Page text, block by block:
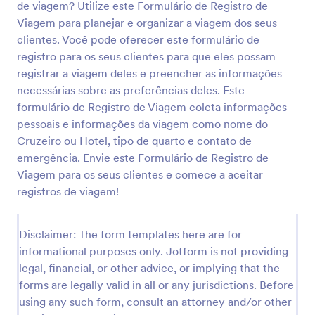
de viagem? Utilize este Formulário de Registro de
Viagem para planejar e organizar a viagem dos seus
clientes. Você pode oferecer este formulário de
registro para os seus clientes para que eles possam
registrar a viagem deles e preencher as informações
necessárias sobre as preferências deles. Este
formulário de Registro de Viagem coleta informações
pessoais e informações da viagem como nome do
Cruzeiro ou Hotel, tipo de quarto e contato de
emergência. Envie este Formulário de Registro de
Viagem para os seus clientes e comece a aceitar
registros de viagem!
Disclaimer: The form templates here are for
informational purposes only. Jotform is not providing
legal, financial, or other advice, or implying that the
forms are legally valid in all or any jurisdictions. Before
using any such form, consult an attorney and/or other
Visualizar